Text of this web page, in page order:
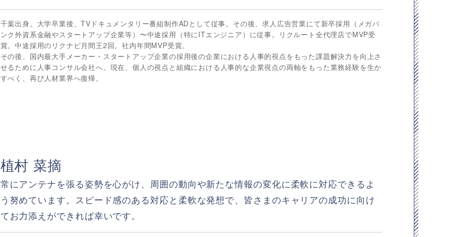
千葉出身。大学卒業後、TVドキュメンタリー番組制作ADとして従事。その後、求人広告営業にて新卒採用（メガバ
ンク外資系金融やスタートアップ企業等）〜中途採用（特にITエンジニア）に従事。リクルート全代理店でMVP受
賞。中途採用のリクナビ月間王2回。社内年間MVP受賞。
その後、国内最大手メーカー・スタートアップ企業の採用後の企業における人事的視点をもった課題解決力を向上さ
せるために人事コンサル会社へ。現在、個人の視点と組織における人事的な企業視点の両軸をもった業務経験を生か
すべく、再び人材業界へ復帰。
植村 菜摘
常にアンテナを張る姿勢を心がけ、周囲の動向や新たな情報の変化に柔軟に対応できるよ
う努めています。スピード感のある対応と柔軟な発想で、皆さまのキャリアの成功に向け
てお力添えができれば幸いです。